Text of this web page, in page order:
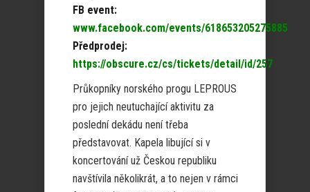
FB event:
www.facebook.com/events/618653205275885
Předprodej:
https://obscure.cz/cs/tickets/detail/id/257
Průkopníky norského progu LEPROUS
pro jejich neutuchající aktivitu za
poslední dekádu není třeba
představovat. Kapela libující si v
koncertování už Českou republiku
navštívila několikrát, a to nejen v rámci